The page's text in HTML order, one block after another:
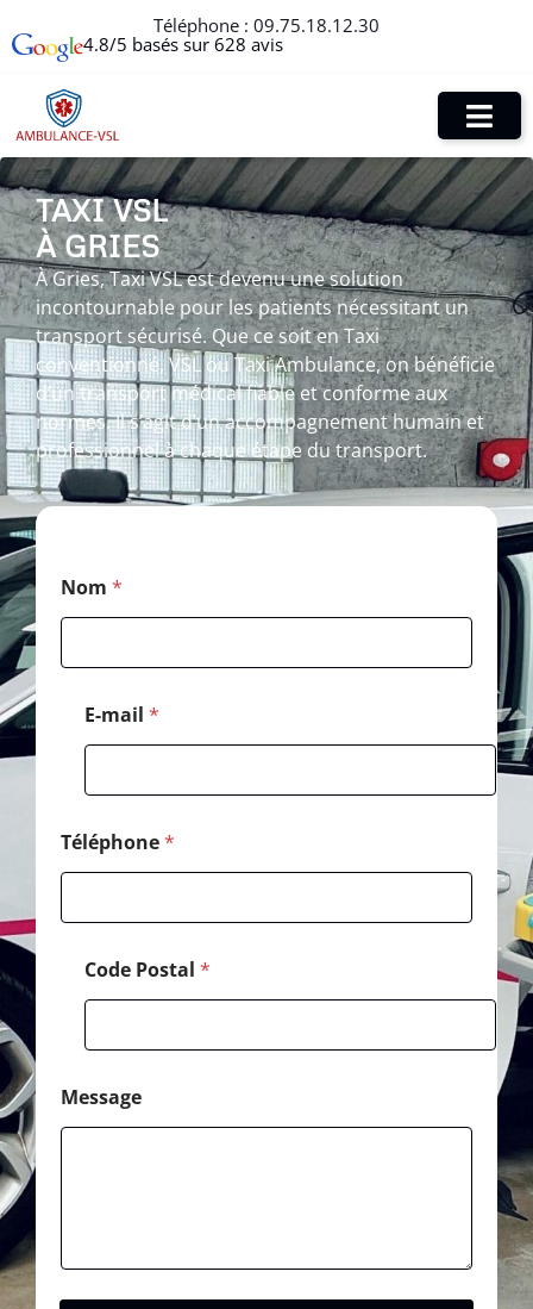
Téléphone : 09.75.18.12.30
4.8/5 basés sur 628 avis
TAXI VSL
À GRIES
À Gries, Taxi VSL est devenu une solution
incontournable pour les patients nécessitant un
transport sécurisé. Que ce soit en Taxi
conventionné, VSL ou Taxi Ambulance, on bénéficie
d’un transport médical fiable et conforme aux
normes. Il s’agit d’un accompagnement humain et
professionnel à chaque étape du transport.
e
s
a
i
Nom *
E-mail *
Téléphone*
Code Postal *
Message